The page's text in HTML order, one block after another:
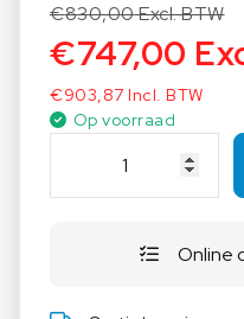
€830,00Excl. BTW
€747,00
€903,87 Incl. BTW
Op voorraad
R
e
Online